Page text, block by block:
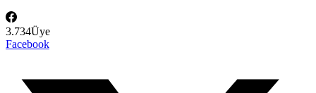
3.734Üye
Facebook